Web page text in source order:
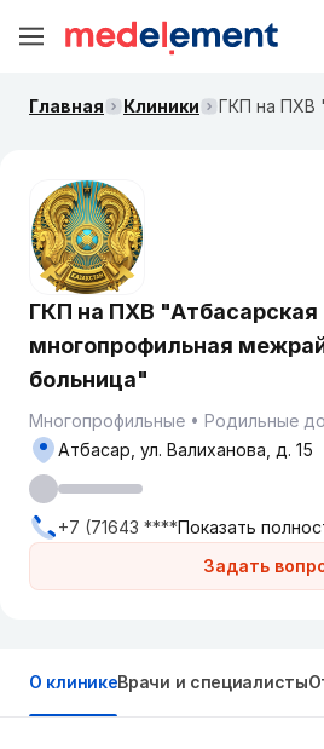
Главная Клиники
ГКП на ПХВ "Атбасарская
многопрофильная
больница"
Многопрофильные Родильные
Задать
Атбасар, ул. Валиханова, д. 15
+7 (71643 ****Показать
О клиникеВрачи и специалисты